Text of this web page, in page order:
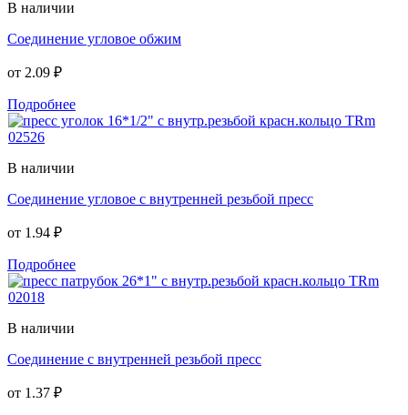
В наличии
Соединение угловое обжим
от 2.09 ₽
Подробнее
В наличии
Соединение угловое с внутренней резьбой пресс
от 1.94 ₽
Подробнее
В наличии
Соединение с внутренней резьбой пресс
от 1.37 ₽